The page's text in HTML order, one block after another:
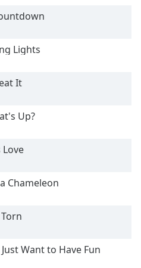
Lights
It
Up?
Love
Chameleon
Torn
Want to Have Fun